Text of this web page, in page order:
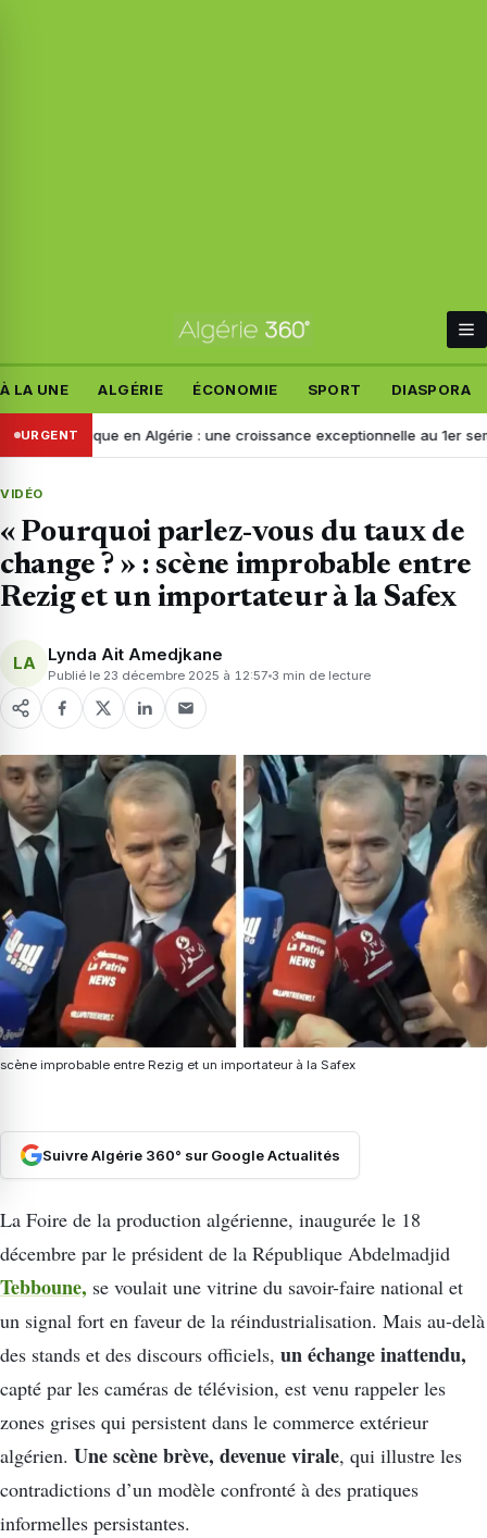
À LA UNE ALGÉRIE ÉCONOMIE SPORT DIASPORA
URGENTen Algérie : une croissance exceptionnelle au 1er semestre
VIDÉO
« Pourquoi parlez-vous du taux de
change ? » : scène improbable entre
Rezig et un importateur à la Safex
LA Lynda Ait Amedjkane
Publié le 23 décembre 2025 à 12:57 3 min de lecture
scène improbable entre Rezig et un importateur à la Safex
Suivre Algérie 360° sur Google Actualités
La Foire de la production algérienne, inaugurée le 18
décembre par le président de la République Abdelmadjid
Tebboune, se voulait une vitrine du savoir-faire national et
un signal fort en faveur de la réindustrialisation. Mais au-delà
des stands et des discours officiels, un échange inattendu,
capté par les caméras de télévision, est venu rappeler les
zones grises qui persistent dans le commerce extérieur
algérien. Une scène brève, devenue virale, qui illustre les
contradictions d’un modèle confronté à des pratiques
informelles persistantes.